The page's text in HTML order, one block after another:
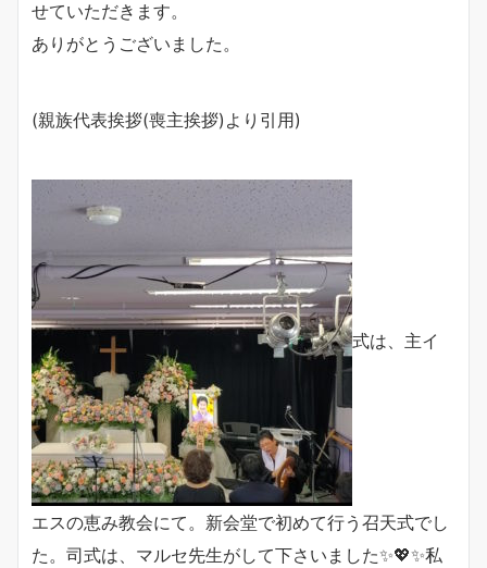
せていただきます。
ありがとうございました。
(親族代表挨拶(喪主挨拶)より引用)
式は、主イ
エスの恵み教会にて。新会堂で初めて行う召天式でし
た。司式は、マルセ先生がして下さいました✨💖✨私